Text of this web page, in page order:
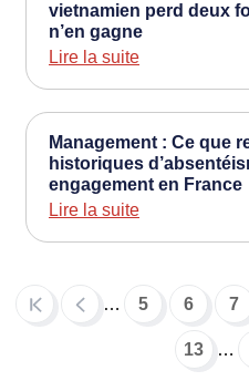
vietnamien perd deux
n’en gagne
Lire la suite
Management : Ce que
historiques
engagement en France
Lire la suite
Pagination … Page
5 Page
6 7
Page
13 …